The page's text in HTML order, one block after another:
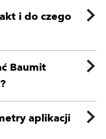
i do czego
Baumit
aplikacji